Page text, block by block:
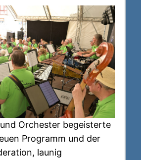
Orchester begeisterte
Programm und der
launig